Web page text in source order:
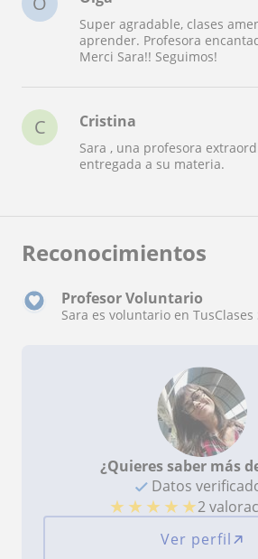
Super agradable, clases
aprender. Profesora
Merci Sara!! Seguimos!
C Cristina
Sara , una profesora
entregada a su materia.
Reconocimientos
Profesor Voluntario
Sara es voluntario en TusClases
¿Quieres saber más
Datos
★ ★ ★ ★ ★2
Ver perfil